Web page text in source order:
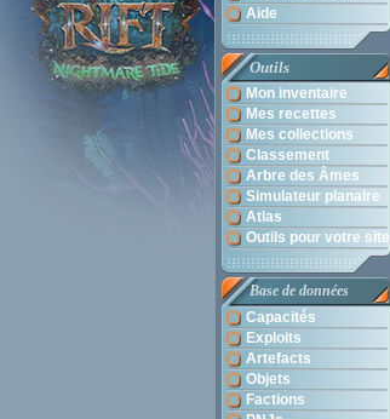
Aide
Outils
Mon inventaire
Mes recettes
Mes collections
Classement
Arbre des Âmes
Simulateur planaire
Atlas
Outils pour votre site
Base de données
Capacités
Exploits
Artefacts
Objets
Factions